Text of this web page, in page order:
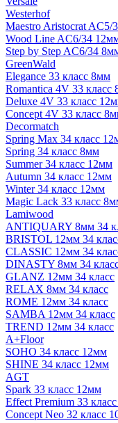
Westerhof
Maestro Aristocrat AC5/
Wood Line AC6/34
Step by Step AC6/34
GreenWald
Elegance 33 класс 8мм
Romantica 4V 33 класс
Deluxe 4V 33 класс
Concept 4V 33 класс
Decormatch
Spring Max 34 класс
Spring 34 класс 8мм
Summer 34 класс 12мм
Autumn 34 класс 12мм
Winter 34 класс 12мм
Magic Lack 33 класс
Lamiwood
ANTIQUARY 8мм 34
BRISTOL 12мм 34
CLASSIC 12мм 34
DINASTY 8мм 34
GLANZ 12мм 34 класс
RELAX 8мм 34 класс
ROME 12мм 34 класс
SAMBA 12мм 34 класс
TREND 12мм 34 класс
A+Floor
SOHO 34 класс 12мм
SHINE 34 класс 12мм
AGT
Spark 33 класс 12мм
Effect Premium 33
Concept Neo 32 класс